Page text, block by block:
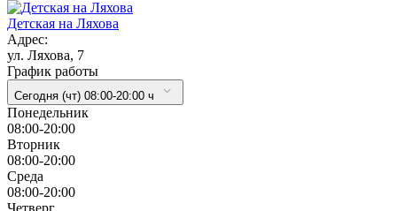
Детская на Ляхова
Адрес:
ул. Ляхова, 7
График работы
Сегодня (чт) 08:00-20:00 ч
Понедельник
08:00-20:00
Вторник
08:00-20:00
Cреда
08:00-20:00
Четверг